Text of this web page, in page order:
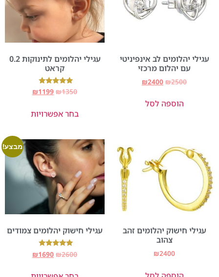
עגילי יהלומים לב אינפיניטי
עם יהלום מרכזי
₪2500
₪2400
הוספה לסל
עגילי יהלומים לתינוקות 0.2
קראט
דורג
5.00
₪1350
₪1199
בחר אפשרויות
עגילי חישוק יהלומים זהב
צהוב
₪2400
מבצע!
עגילי חישוק יהלומים צמודים
דורג
5.00
₪2600
₪1690